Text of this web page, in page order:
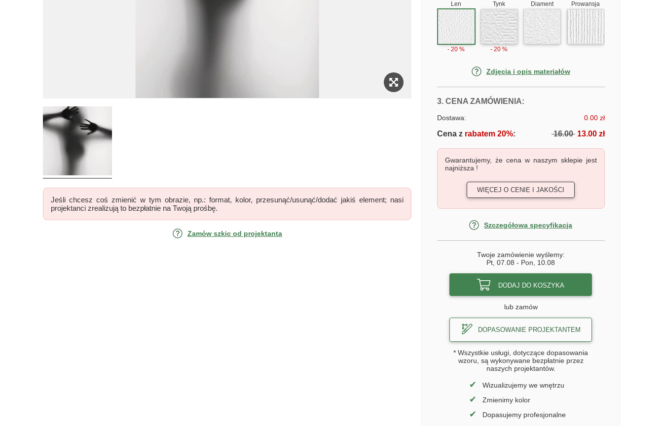
Jeśli chcesz coś zmienić w tym obrazie, np.: format, kolor, przesunąć/usunąć/dodać jakiś element; nasi
projektanci zrealizują to bezpłatnie na Twoją prośbę.
Zamów szkic od projektanta
Len
- 20 %
Tynk
- 20 %
Diament Prowansja
Zdjęcia i opis materiałów
3. CENA ZAMÓWIENIA:FOTOTAPETY SYLWETKA NAGIEJ
Dostawa: 0.00 zł
Cena zrabatem 20%: 16.0013.00 zł
Gwarantujemy, że cena w naszym sklepie jest
najniższa !
WIĘCEJ O CENIE I JAKOŚCI
Szczegółowa specyfikacja
Twoje zamówienie wyślemy:
Pt, 07.08 - Pon, 10.08
DODAJ DO KOSZYKA
lub zamów
DOPASOWANIE PROJEKTANTEM
* Wszystkie usługi, dotyczące dopasowania
wzoru, są wykonywane bezpłatnie przez
naszych projektantów.
✔ Wizualizujemy we wnętrzu
✔ Zmienimy kolor
✔ Dopasujemy profesjonalne